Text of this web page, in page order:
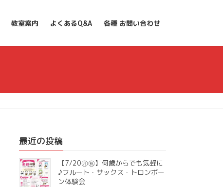
教室案内 よくあるQ&A 各種 お問い合わせ
最近の投稿
【7/20㊊㊗】何歳からでも気軽に
♪フルート・サックス・トロンボー
ン体験会